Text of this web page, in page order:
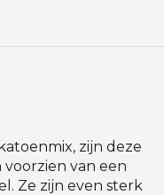
zijn deze
van een
Ze zijn even sterk